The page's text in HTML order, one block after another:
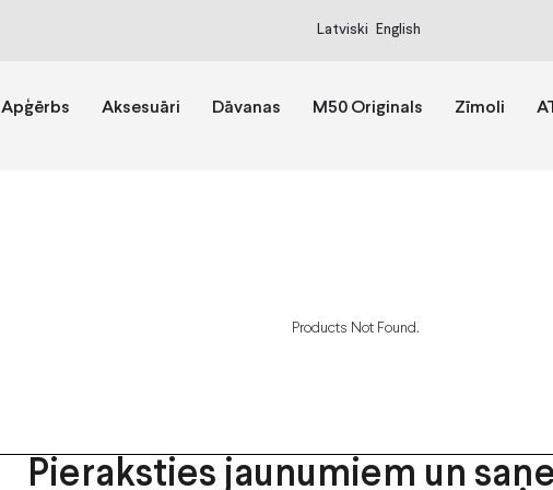
Latviski English
Apģērbs Aksesuāri Dāvanas M50 Originals Zīmoli
Products Not Found.
Pieraksties jaunumiem un